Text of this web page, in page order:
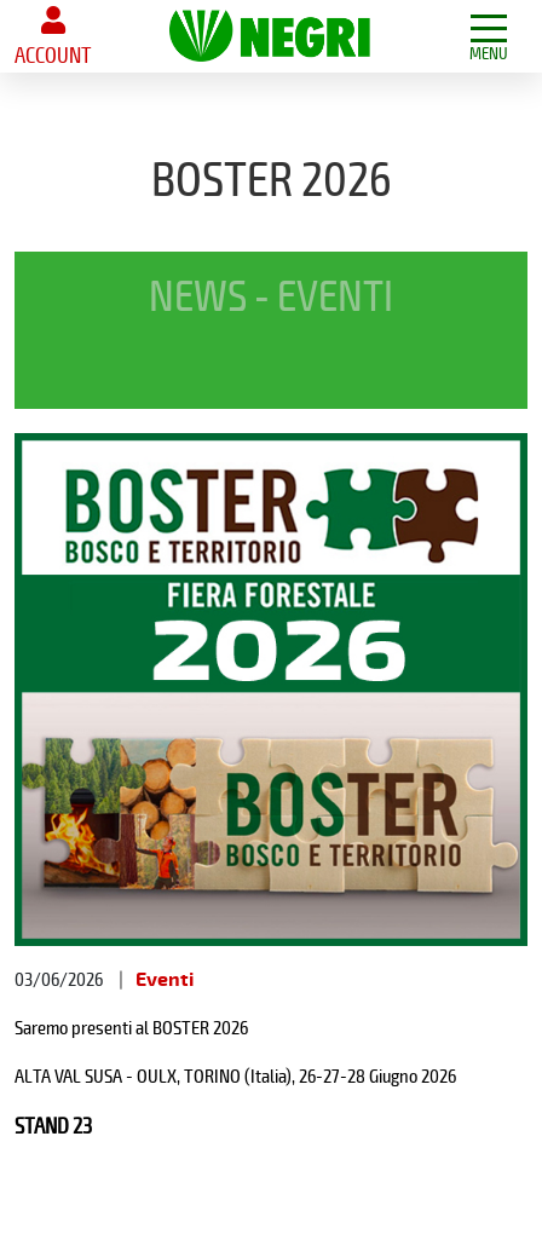
ACCOUNT MENU
BOSTER 2026
NEWS - EVENTI
03/06/2026
Eventi
Saremo presenti al BOSTER 2026
ALTA VAL SUSA - OULX, TORINO (Italia), 26-27-28 Giugno 2026
STAND 23